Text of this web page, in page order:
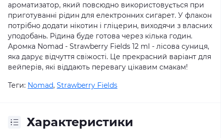
ароматизатор, який повсюдно використовується при
приготуванні рідин для електронних сигарет. У флакон
потрібно додати нікотин і гліцерин, виходячи з власних
уподобань. Рідина буде готова через кілька годин.
Аромка Nomad - Strawberry Fields 12 ml - лісова суниця,
яка дарує відчуття свіжості. Це прекрасний варіант для
вейперів, які віддають перевагу цікавим смакам!
Теги: Nomad, Strawberry Fields
Характеристики